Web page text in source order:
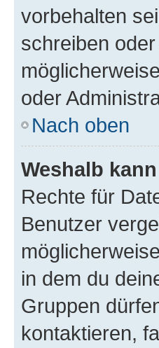
vorbehalten
schreiben
oder
Nach oben
Weshalb
Rechte für
Benutzer
in dem du
Gruppen
kontaktieren,